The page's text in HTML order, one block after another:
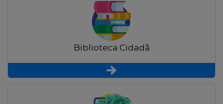
Biblioteca Cidadã